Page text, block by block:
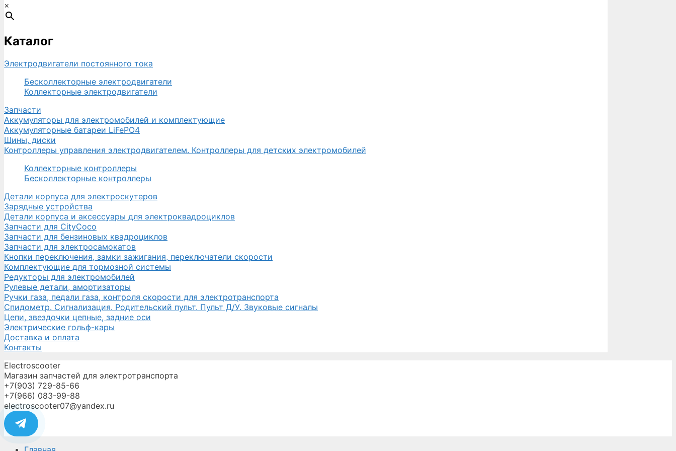
×
Каталог
Электродвигатели постоянного тока
Бесколлекторные электродвигатели
Коллекторные электродвигатели
Запчасти
Аккумуляторы для электромобилей и комплектующие
Аккумуляторные батареи LiFePO4
Шины, диски
Контроллеры управления электродвигателем. Контроллеры для детских электромобилей
Коллекторные контроллеры
Бесколлекторные контроллеры
Детали корпуса для электроскутеров
Зарядные устройства
Детали корпуса и аксессуары для электроквадроциклов
Запчасти для CityCoco
Запчасти для бензиновых квадроциклов
Запчасти для электросамокатов
Кнопки переключения, замки зажигания, переключатели скорости
Комплектующие для тормозной системы
Редукторы для электромобилей
Рулевые детали, амортизаторы
Ручки газа, педали газа, контроля скорости для электротранспорта
Спидометр. Сигнализация. Родительский пульт. Пульт Д/У. Звуковые сигналы
Цепи, звездочки цепные, задние оси
Электрические гольф-кары
Доставка и оплата
Контакты
Electroscooter
Магазин запчастей для электротранспорта
+7(903) 729-85-66
+7(966) 083-99-88
electroscooter07@yandex.ru